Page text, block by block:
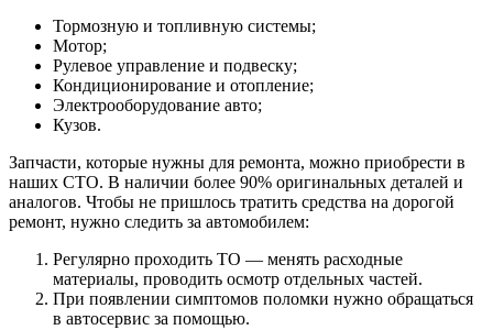
Тормозную и топливную системы;
Мотор;
Рулевое управление и подвеску;
Кондиционирование и отопление;
Электрооборудование авто;
Кузов.
Запчасти, которые нужны для ремонта, можно приобрести в
наших СТО. В наличии более 90% оригинальных деталей и
аналогов. Чтобы не пришлось тратить средства на дорогой
ремонт, нужно следить за автомобилем:
Регулярно проходить ТО — менять расходные
материалы, проводить осмотр отдельных частей.
При появлении симптомов поломки нужно обращаться
в автосервис за помощью.